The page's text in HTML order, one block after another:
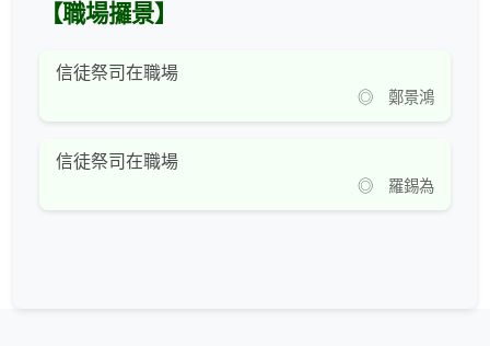
【職場攞景】
信徒祭司在職場
◎ 鄭景鴻
信徒祭司在職場
◎ 羅錫為